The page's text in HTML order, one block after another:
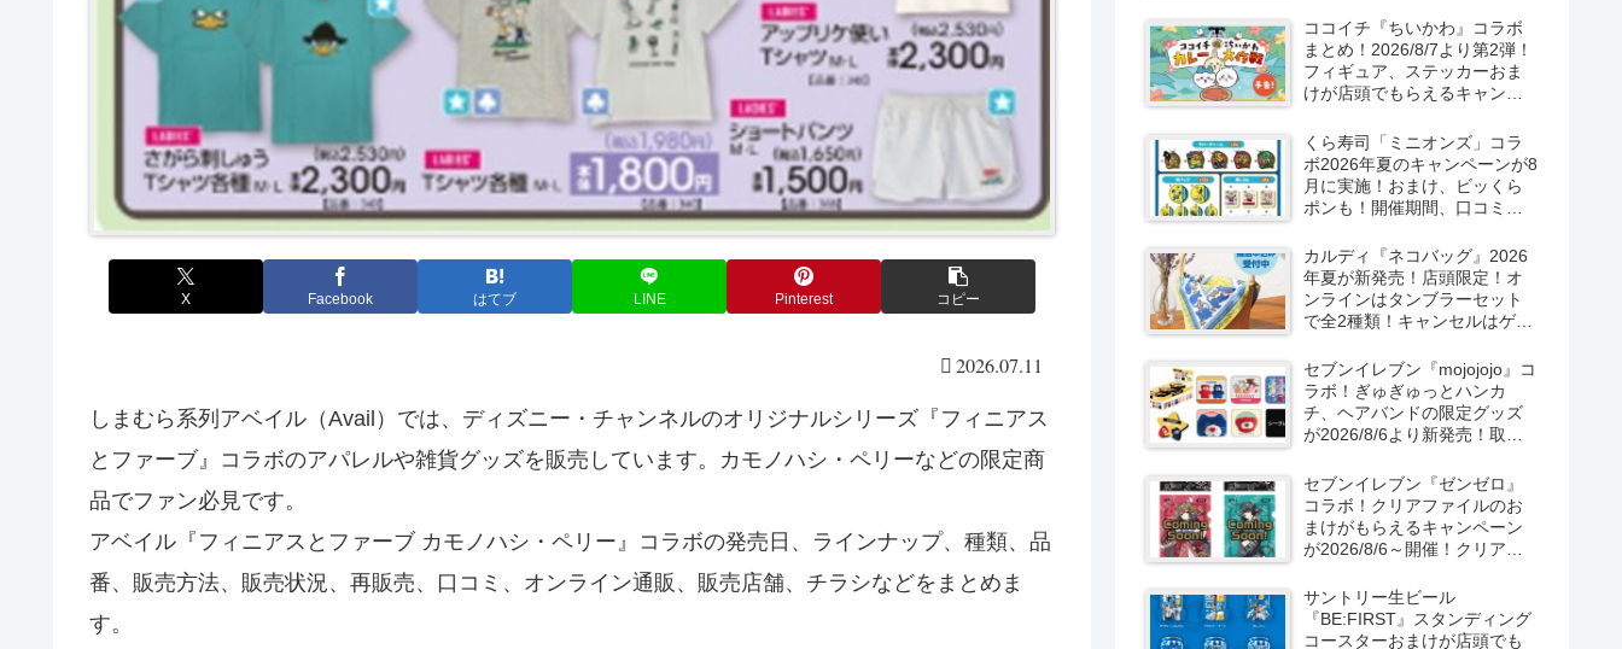
X Facebook はてブ LINE Pinterest コピー
2026.07.11
しまむら系列アベイル（Avail）では、ディズニー・チャンネルのオリジナルシリーズ『フィニアス
とファーブ』コラボのアパレルや雑貨グッズを販売しています。カモノハシ・ペリーなどの限定商
品でファン必見です。
アベイル『フィニアスとファーブ カモノハシ・ペリー』コラボの発売日、ラインナップ、種類、品
番、販売方法、販売状況、再販売、口コミ、オンライン通販、販売店舗、チラシなどをまとめま
す。
ココイチ『ちいかわ』コラボ
まとめ！2026/8/7より第2弾！
フィギュア、ステッカーおま
けが店頭でもらえるキャンペ
る！
くら寿司「ミニオンズ」コラ
ボ2026年夏のキャンペーンが8
月に実施！おまけ、ビッくら
ポンも！開催期間、口コミ、
カルディ『ネコバッグ』2026
年夏が新発売！店頭限定！オ
ンラインはタンブラーセット
で全2種類！キャンセルはゲリ
セブンイレブン『mojojojo』コ
ラボ！ぎゅぎゅっとハンカ
チ、ヘアバンドの限定グッズ
が2026/8/6より新発売！取扱
セブンイレブン『ゼンゼロ』
コラボ！クリアファイルのお
まけがもらえるキャンペーン
が2026/8/6～開催！クリアカ
売！
サントリー生ビール
『BE:FIRST』スタンディング
コースターおまけが店頭でも